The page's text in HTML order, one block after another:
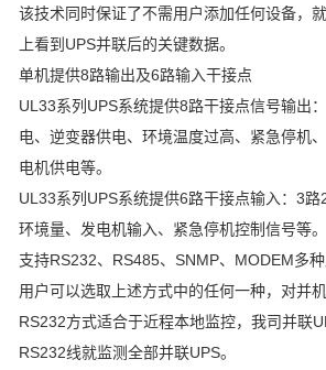
该技术同时保证了不需用户添加任何设备，
上看到UPS并联后的关键数据。
单机提供8路输出及6路输入干接点
UL33系列UPS系统提供8路干接点信号输出
电、逆变器供电、环境温度过高、紧急停机
电机供电等。
UL33系列UPS系统提供6路干接点输入：3
环境量、发电机输入、紧急停机控制信号等。
支持RS232、RS485、SNMP、MODEM多
用户可以选取上述方式中的任何一种，对并
RS232方式适合于近程本地监控，我司并联
RS232线就监测全部并联UPS。